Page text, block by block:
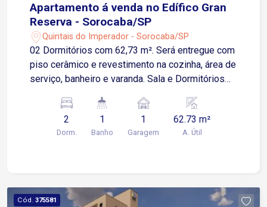
Apartamento á venda no Edífico Gran
Reserva - Sorocaba/SP
Quintais do Imperador - Sorocaba/SP
02 Dormitórios com 62,73 m². Será entregue com
piso cerâmico e revestimento na cozinha, área de
serviço, banheiro e varanda. Sala e Dormitórios
espaçosa área externa Apartamento possui 01
Vaga de Garagem Descoberta e Fixa para um
veículo de pequeno ou médio porte Condomínio:
2
Dorm.
1
Banho
1
Garagem
62.73 m²
A. Útil
Cód. 375581